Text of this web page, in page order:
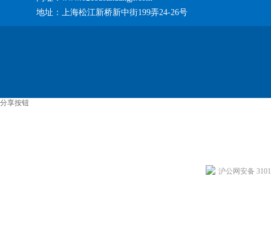
地址：上海松江新桥新中街199弄24-26号
分享按钮
沪公网安备